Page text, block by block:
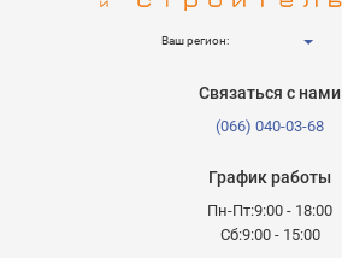
Ваш регион:
Связаться с нами
(066) 040-03-68
График работы
Пн-Пт:9:00 - 18:00
Сб:9:00 - 15:00